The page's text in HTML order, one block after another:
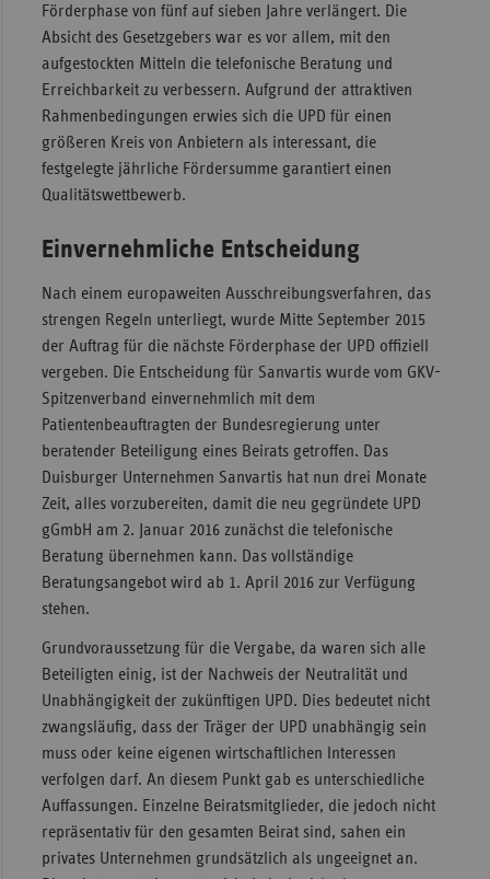
Förderphase von fünf auf sieben Jahre verlängert. Die
Absicht des Gesetzgebers war es vor allem, mit den
aufgestockten Mitteln die telefonische Beratung und
Erreichbarkeit zu verbessern. Aufgrund der attraktiven
Rahmenbedingungen erwies sich die UPD für einen
größeren Kreis von Anbietern als interessant, die
festgelegte jährliche Fördersumme garantiert einen
Qualitätswettbewerb.
Einvernehmliche Entscheidung
Nach einem europaweiten Ausschreibungsverfahren, das
strengen Regeln unterliegt, wurde Mitte September 2015
der Auftrag für die nächste Förderphase der UPD offiziell
vergeben. Die Entscheidung für Sanvartis wurde vom GKV-
Spitzenverband einvernehmlich mit dem
Patientenbeauftragten der Bundesregierung unter
beratender Beteiligung eines Beirats getroffen. Das
Duisburger Unternehmen Sanvartis hat nun drei Monate
Zeit, alles vorzubereiten, damit die neu gegründete UPD
gGmbH am 2. Januar 2016 zunächst die telefonische
Beratung übernehmen kann. Das vollständige
Beratungsangebot wird ab 1. April 2016 zur Verfügung
stehen.
Grundvoraussetzung für die Vergabe, da waren sich alle
Beteiligten einig, ist der Nachweis der Neutralität und
Unabhängigkeit der zukünftigen UPD. Dies bedeutet nicht
zwangsläufig, dass der Träger der UPD unabhängig sein
muss oder keine eigenen wirtschaftlichen Interessen
verfolgen darf. An diesem Punkt gab es unterschiedliche
Auffassungen. Einzelne Beiratsmitglieder, die jedoch nicht
repräsentativ für den gesamten Beirat sind, sahen ein
privates Unternehmen grundsätzlich als ungeeignet an.